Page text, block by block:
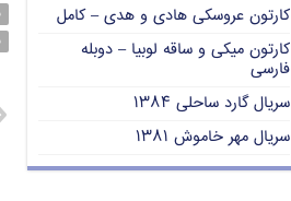
کارتون عروسکی هادی و هدی – کامل
کارتون میکی و ساقه لوبیا – دوبله
فارسی
سریال گارد ساحلی ۱۳۸۴
سریال مهر خاموش ۱۳۸۱